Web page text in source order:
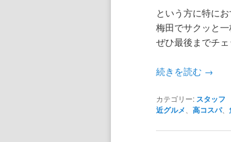
という方に特にお
梅田でサクッと
ぜひ最後までチ
続きを読む →
カテゴリー: スタッフ
近グルメ、高コスパ、